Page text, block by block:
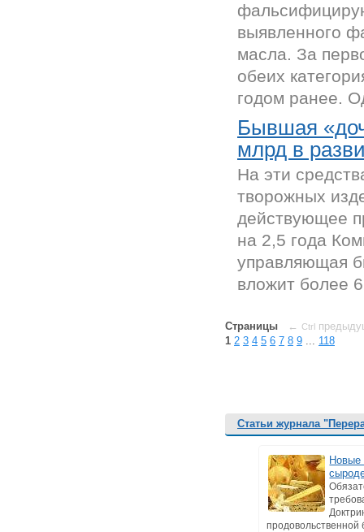
выявленного
масла. За
обеих
годом ранее.
Бывшая
млрд в
На эти
творожных
действующее
на 2,5 года
управляющая
вложит более
Страницы ← Ctrl
1 2 3 4 5 6 7 8 9 ... 118
Статьи журнала
Новые
продовольственной